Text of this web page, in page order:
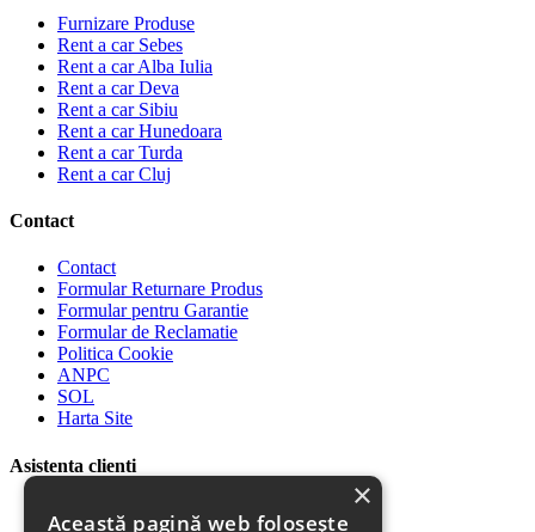
Furnizare Produse
Rent a car Sebes
Rent a car Alba Iulia
Rent a car Deva
Rent a car Sibiu
Rent a car Hunedoara
Rent a car Turda
Rent a car Cluj
Contact
Contact
Formular Returnare Produs
Formular pentru Garantie
Formular de Reclamatie
Politica Cookie
ANPC
SOL
Harta Site
Asistenta clienti
Plata Produselor
Această pagină web folosește
×